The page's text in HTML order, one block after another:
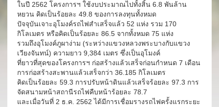
ในปี 2562 โครงการฯ ใช้งบประมาณไปทั้งสิ้น 6.8 พันล้าน
หยวน คิดเป็นร้อยละ 49.8 ของการลงทุนทั้งหมด
ปัจจุบันเจาะอุโมงค์รถไฟสำเสร็จแล้ว 52 แห่ง รวม 170
กิโลเมตร หรือคิดเป็นร้อยละ 86.5 จากทั้งหมด 75 แห่ง
รวมถึงอุโมงค์ภูผาง่าม (ระหว่างแขวงหลวงพระบางกับแขวง
เวียงจันทน์) ความยาว 9,384 เมตร ซึ่งเป็นอุโมงค์
ที่ยาวที่สุดของโครงการฯ ก่อสร้างแล้วเสร็จก่อนกำหนด 7 เดือน
การก่อสร้างสะพานแล้วเสร็จกว่า 36.185 กิโลเมตร
คิดเป็นร้อยละ 59.3 การปรับหน้าดินแล้วเสร็จร้อยละ 97.3 การ
จัดสนามหน้าสถานีรถไฟคืบหน้าร้อยละ 78.7
และเมื่อวันที่ 2 ธ.ค. 2562 ได้มีการเชื่อมรางรถไฟครั้งแรกระยะ